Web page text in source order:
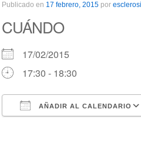
Publicado en 17 febrero, 2015 por
CUÁNDO
17/02/2015
17:30 - 18:30
AÑADIR AL CALENDARIO